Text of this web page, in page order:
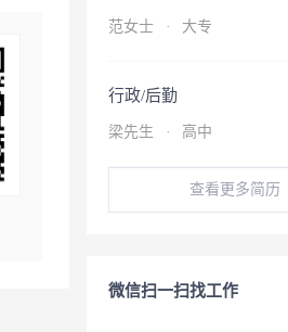
范女士 · 大专
行政/后勤
梁先生 · 高中
查看更多简历
微信扫一扫找工作